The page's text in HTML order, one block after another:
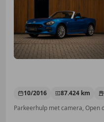
10/2016 87.424 km